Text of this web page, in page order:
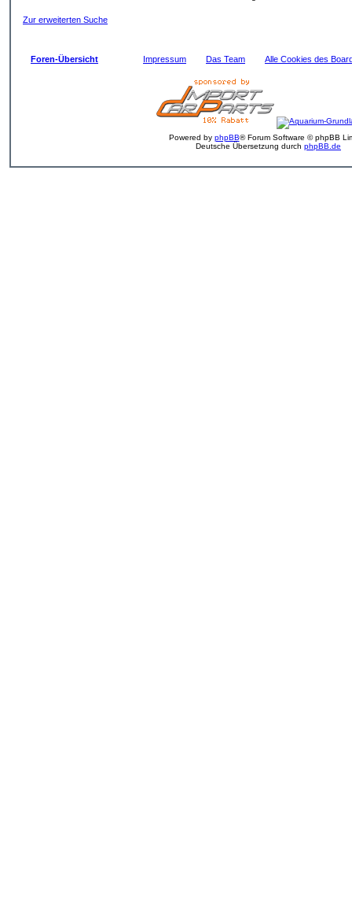
Zur erweiterten Suche
Foren-Übersicht Alle Cookies des
Das Team
Impressum
Powered by phpBB® Forum Software © phpBB
Deutsche Übersetzung durch phpBB.de